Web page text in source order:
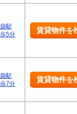
駅
5分
賃貸物件を
駅
7分
賃貸物件を